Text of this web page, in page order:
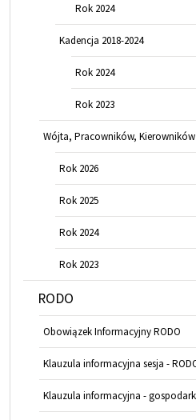
Rok 2024
Kadencja 2018-2024
Rok 2024
Rok 2023
Wójta, Pracowników, Kierowników
Rok 2026
Rok 2025
Rok 2024
Rok 2023
RODO
Obowiązek Informacyjny RODO
Klauzula informacyjna sesja -
Klauzula informacyjna -